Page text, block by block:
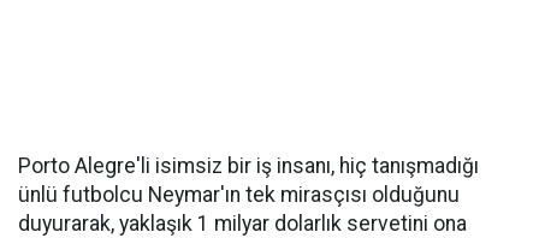
Porto Alegre'li isimsiz bir iş insanı, hiç tanışmadığı
ünlü futbolcu Neymar'ın tek mirasçısı olduğunu
duyurarak, yaklaşık 1 milyar dolarlık servetini ona